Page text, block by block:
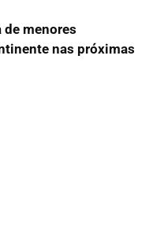
menores
nas próximas